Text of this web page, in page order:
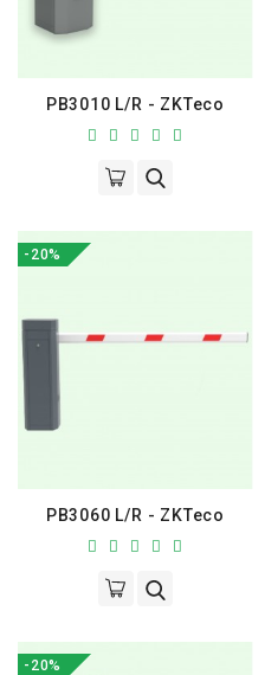
PB3010 L/R - ZKTeco
-20%
PB3060 L/R - ZKTeco
-20%